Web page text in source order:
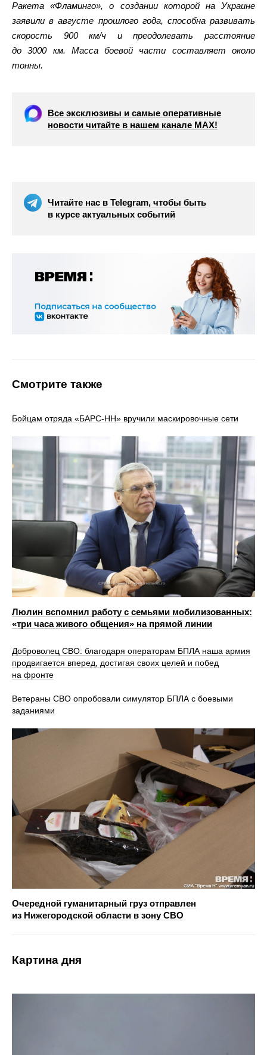
Ракета «Фламинго», о создании которой на Украине
заявили в августе прошлого года, способна развивать
скорость 900 км/ч и преодолевать расстояние
до 3000 км. Масса боевой части составляет около
тонны.
Все эксклюзивы и самые оперативные
новости читайте в нашем канале МАХ!
Читайте нас в Telegram, чтобы быть
в курсе актуальных событий
Смотрите также
Бойцам отряда «БАРС-НН» вручили маскировочные сети
Люлин вспомнил работу с семьями мобилизованных:
«три часа живого общения» на прямой линии
Доброволец СВО: благодаря операторам БПЛА наша армия
продвигается вперед, достигая своих целей и побед
на фронте
Ветераны СВО опробовали симулятор БПЛА с боевыми
заданиями
Очередной гуманитарный груз отправлен
из Нижегородской области в зону СВО
Картина дня